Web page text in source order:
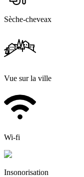
Sèche-cheveax
Vue sur la ville
Wi-fi
Insonorisation